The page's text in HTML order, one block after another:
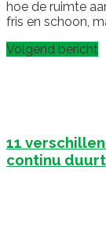
hoe de ruimte
fris en schoon,
Volgend bericht
11
continu